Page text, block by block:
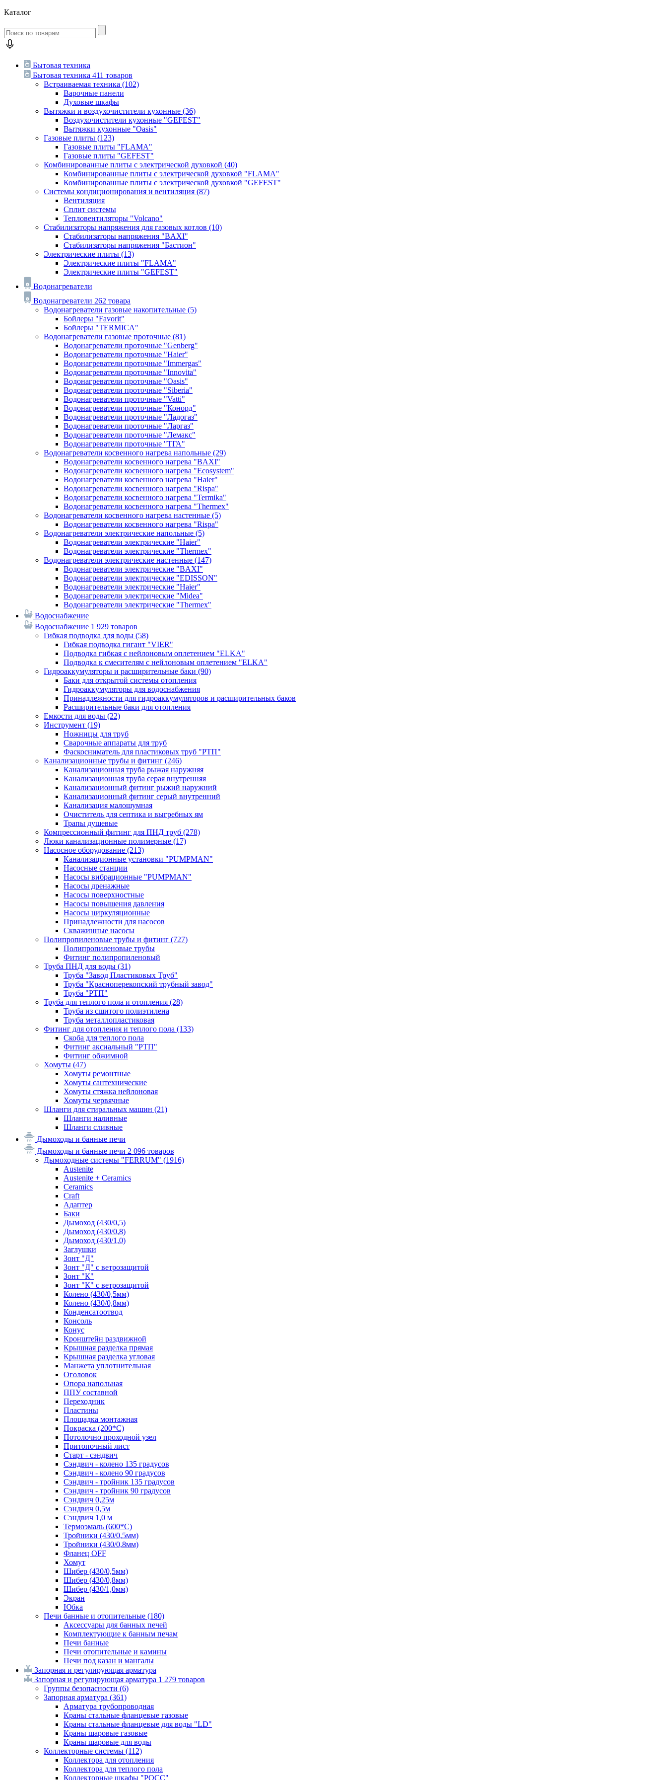
Каталог
Бытовая техника
Бытовая техника 411 товаров
Встраиваемая техника (102)
Варочные панели
Духовые шкафы
Вытяжки и воздухочистители кухонные (36)
Воздухочистители кухонные "GEFEST"
Вытяжки кухонные "Oasis"
Газовые плиты (123)
Газовые плиты "FLAMA"
Газовые плиты "GEFEST"
Комбинированные плиты с электрической духовкой (40)
Комбинированные плиты с электрической духовкой "FLAMA"
Комбинированные плиты с электрической духовкой "GEFEST"
Системы кондиционирования и вентиляция (87)
Вентиляция
Сплит системы
Тепловентиляторы "Volcano"
Стабилизаторы напряжения для газовых котлов (10)
Стабилизаторы напряжения "BAXI"
Стабилизаторы напряжения "Бастион"
Электрические плиты (13)
Электрические плиты "FLAMA"
Электрические плиты "GEFEST"
Водонагреватели
Водонагреватели 262 товара
Водонагреватели газовые накопительные (5)
Бойлеры "Favorit"
Бойлеры "TERMICA"
Водонагреватели газовые проточные (81)
Водонагреватели проточные "Genberg"
Водонагреватели проточные "Haier"
Водонагреватели проточные "Immergas"
Водонагреватели проточные "Innovita"
Водонагреватели проточные "Oasis"
Водонагреватели проточные "Siberia"
Водонагреватели проточные "Vatti"
Водонагреватели проточные "Конорд"
Водонагреватели проточные "Ладогаз"
Водонагреватели проточные "Ларгаз"
Водонагреватели проточные "Лемакс"
Водонагреватели проточные "ТГА"
Водонагреватели косвенного нагрева напольные (29)
Водонагреватели косвенного нагрева "BAXI"
Водонагреватели косвенного нагрева "Ecosystem"
Водонагреватели косвенного нагрева "Haier"
Водонагреватели косвенного нагрева "Rispa"
Водонагреватели косвенного нагрева "Termika"
Водонагреватели косвенного нагрева "Thermex"
Водонагреватели косвенного нагрева настенные (5)
Водонагреватели косвенного нагрева "Rispa"
Водонагреватели электрические напольные (5)
Водонагреватели электрические "Haier"
Водонагреватели электрические "Thermex"
Водонагреватели электрические настенные (147)
Водонагреватели электрические "BAXI"
Водонагреватели электрические "EDISSON"
Водонагреватели электрические "Haier"
Водонагреватели электрические "Midea"
Водонагреватели электрические "Thermex"
Водоснабжение
Водоснабжение 1 929 товаров
Гибкая подводка для воды (58)
Гибкая подводка гигант "VIER"
Подводка гибкая с нейлоновым оплетением "ELKA"
Подводка к смесителям с нейлоновым оплетением "ELKA"
Гидроаккумуляторы и расширительные баки (90)
Баки для открытой системы отопления
Гидроаккумуляторы для водоснабжения
Принадлежности для гидроаккумуляторов и расширительных баков
Расширительные баки для отопления
Емкости для воды (22)
Инструмент (19)
Ножницы для труб
Сварочные аппараты для труб
Фаскосниматель для пластиковых труб "РТП"
Канализационные трубы и фитинг (246)
Канализационная труба рыжая наружняя
Канализационная труба серая внутренняя
Канализационный фитинг рыжий наружний
Канализационный фитинг серый внутренний
Канализация малошумная
Очиститель для септика и выгребных ям
Трапы душевые
Компрессионный фитинг для ПНД труб (278)
Люки канализационные полимерные (17)
Насосное оборудование (213)
Канализационные установки "PUMPMAN"
Насосные станции
Насосы вибрационные "PUMPMAN"
Насосы дренажные
Насосы поверхностные
Насосы повышения давления
Насосы циркуляционные
Принадлежности для насосов
Скважинные насосы
Полипропиленовые трубы и фитинг (727)
Полипропиленовые трубы
Фитинг полипропиленовый
Труба ПНД для воды (31)
Труба "Завод Пластиковых Труб"
Труба "Красноперекопский трубный завод"
Труба "РТП"
Труба для теплого пола и отопления (28)
Труба из сшитого полиэтилена
Труба металлопластиковая
Фитинг для отопления и теплого пола (133)
Скоба для теплого пола
Фитинг аксиальный "РТП"
Фитинг обжимной
Хомуты (47)
Хомуты ремонтные
Хомуты сантехнические
Хомуты стяжка нейлоновая
Хомуты червячные
Шланги для стиральных машин (21)
Шланги наливные
Шланги сливные
Дымоходы и банные печи
Дымоходы и банные печи 2 096 товаров
Дымоходные системы "FERRUM" (1916)
Austenite
Austenite + Ceramics
Ceramics
Craft
Адаптер
Баки
Дымоход (430/0,5)
Дымоход (430/0,8)
Дымоход (430/1,0)
Заглушки
Зонт "Д"
Зонт "Д" с ветрозащитой
Зонт "К"
Зонт "К" с ветрозащитой
Колено (430/0,5мм)
Колено (430/0,8мм)
Конденсатоотвод
Консоль
Конус
Кронштейн раздвижной
Крышная разделка прямая
Крышная разделка угловая
Манжета уплотнительная
Оголовок
Опора напольная
ППУ составной
Переходник
Пластины
Площадка монтажная
Покраска (200*С)
Потолочно проходной узел
Притопочный лист
Старт - сэндвич
Сэндвич - колено 135 градусов
Сэндвич - колено 90 градусов
Сэндвич - тройник 135 градусов
Сэндвич - тройник 90 градусов
Сэндвич 0,25м
Сэндвич 0,5м
Сэндвич 1,0 м
Термоэмаль (600*С)
Тройники (430/0,5мм)
Тройники (430/0,8мм)
Фланец OFF
Хомут
Шибер (430/0,5мм)
Шибер (430/0,8мм)
Шибер (430/1,0мм)
Экран
Юбка
Печи банные и отопительные (180)
Аксессуары для банных печей
Комплектующие к банным печам
Печи банные
Печи отопительные и камины
Печи под казан и мангалы
Запорная и регулирующая арматура
Запорная и регулирующая арматура 1 279 товаров
Группы безопасности (6)
Запорная арматура (361)
Арматура трубопроводная
Краны стальные фланцевые газовые
Краны стальные фланцевые для воды "LD"
Краны шаровые газовые
Краны шаровые для воды
Коллекторные системы (112)
Коллектора для отопления
Коллектора для теплого пола
Коллекторные шкафы "РОСС"